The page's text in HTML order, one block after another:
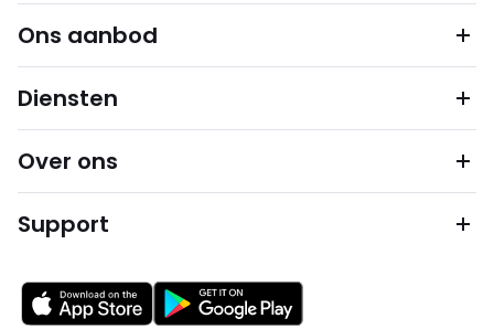
Ons aanbod
Diensten
Over ons
Support